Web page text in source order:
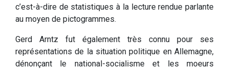
c’est-à-dire de statistiques à la lecture rendue parlante
au moyen de pictogrammes.
Gerd Arntz fut également très connu pour ses
représentations de la situation politique en Allemagne,
dénonçant le national-socialisme et les moeurs